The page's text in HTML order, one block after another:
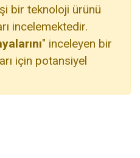
bir teknoloji ürünü
incelemektedir.
" inceleyen bir
için potansiyel